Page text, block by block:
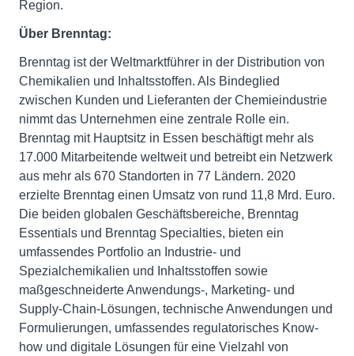
Region.
Über Brenntag:
Brenntag ist der Weltmarktführer in der Distribution von
Chemikalien und Inhaltsstoffen. Als Bindeglied
zwischen Kunden und Lieferanten der Chemieindustrie
nimmt das Unternehmen eine zentrale Rolle ein.
Brenntag mit Hauptsitz in Essen beschäftigt mehr als
17.000 Mitarbeitende weltweit und betreibt ein Netzwerk
aus mehr als 670 Standorten in 77 Ländern. 2020
erzielte Brenntag einen Umsatz von rund 11,8 Mrd. Euro.
Die beiden globalen Geschäftsbereiche, Brenntag
Essentials und Brenntag Specialties, bieten ein
umfassendes Portfolio an Industrie- und
Spezialchemikalien und Inhaltsstoffen sowie
maßgeschneiderte Anwendungs-, Marketing- und
Supply-Chain-Lösungen, technische Anwendungen und
Formulierungen, umfassendes regulatorisches Know-
how und digitale Lösungen für eine Vielzahl von